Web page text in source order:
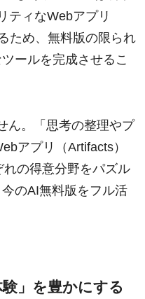
ティなWebアプリ
ため、無料版の限られ
ールを完成させるこ
ん。「思考の整理やプ
アプリ（Artifacts）
の得意分野をパズル
のAI無料版をフル活
」を豊かにする